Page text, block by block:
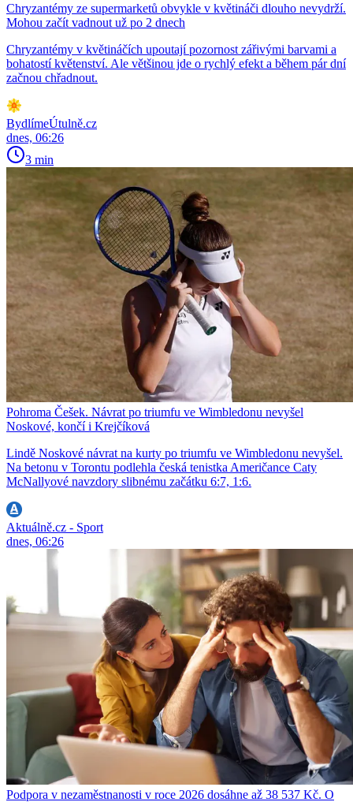
Chryzantémy ze supermarketů obvykle v květináči dlouho nevydrží.
Mohou začít vadnout už po 2 dnech
Chryzantémy v květináčích upoutají pozornost zářivými barvami a
bohatostí květenství. Ale většinou jde o rychlý efekt a během pár dní
začnou chřadnout.
BydlímeÚtulně.cz
dnes, 06:26
3 min
Pohroma Češek. Návrat po triumfu ve Wimbledonu nevyšel
Noskové, končí i Krejčíková
Lindě Noskové návrat na kurty po triumfu ve Wimbledonu nevyšel.
Na betonu v Torontu podlehla česká tenistka Američance Caty
McNallyové navzdory slibnému začátku 6:7, 1:6.
Aktuálně.cz - Sport
dnes, 06:26
Podpora v nezaměstnanosti v roce 2026 dosáhne až 38 537 Kč. O